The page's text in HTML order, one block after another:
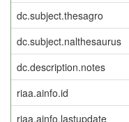
dc.subject.thesagro
dc.subject.nalthesaurus
dc.description.notes
riaa.ainfo.id
riaa.ainfo.lastupdate